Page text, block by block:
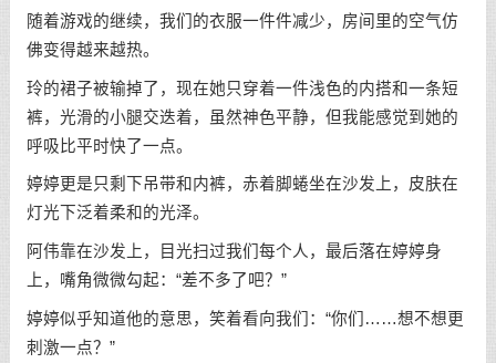
随着游戏的继续，我们的衣服一件件减少，房间里的空气仿
佛变得越来越热。
玲的裙子被输掉了，现在她只穿着一件浅色的内搭和一条短
裤，光滑的小腿交迭着，虽然神色平静，但我能感觉到她的
呼吸比平时快了一点。
婷婷更是只剩下吊带和内裤，赤着脚蜷坐在沙发上，皮肤在
灯光下泛着柔和的光泽。
阿伟靠在沙发上，目光扫过我们每个人，最后落在婷婷身
上，嘴角微微勾起：“差不多了吧？”
婷婷似乎知道他的意思，笑着看向我们：“你们……想不想更
刺激一点？”